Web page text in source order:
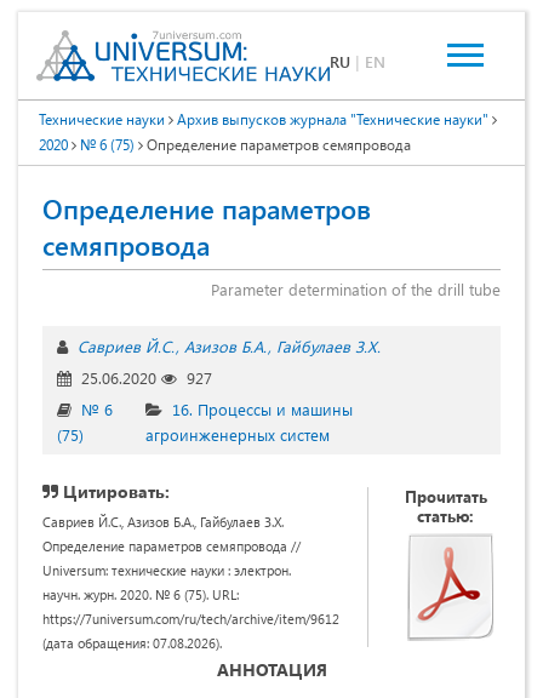
RU | EN
Технические науки
Архив выпусков журнала "Технические науки"
2020
№ 6 (75) Определение параметров семяпровода
Определение параметров
семяпровода
Parameter determination of the drill tube
Савриев Й.С. Азизов Б.А. Гайбулаев З.Х.
25.06.2020
927
№ 6
(75)
16. Процессы и машины
агроинженерных систем
Цитировать:
Савриев Й.С., Азизов Б.А., Гайбулаев З.Х.
Определение параметров семяпровода //
Universum: технические науки : электрон.
научн. журн. 2020. № 6 (75). URL:
https://7universum.com/ru/tech/archive/item/9612
(дата обращения: 07.08.2026).
Прочитать
статью:
АННОТАЦИЯ